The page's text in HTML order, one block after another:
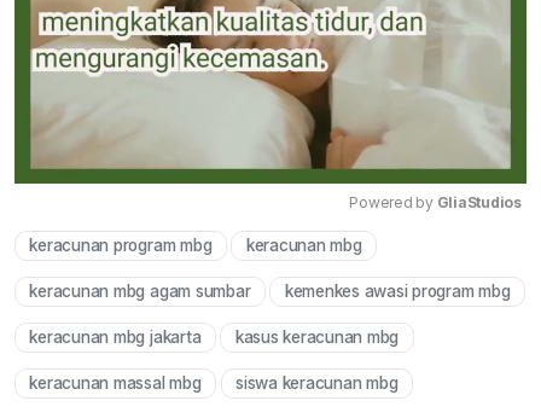
Powered by GliaStudios
keracunan program mbg keracunan mbg
keracunan mbg agam sumbar kemenkes awasi program mbg
keracunan mbg jakarta kasus keracunan mbg
keracunan massal mbg siswa keracunan mbg